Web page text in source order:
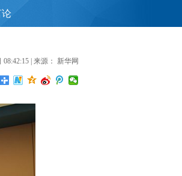
论
08:42:15 | 来源： 新华网